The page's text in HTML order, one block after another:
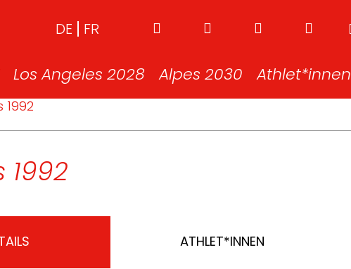
DE FR
Los Angeles 2028 Alpes 2030 Athlet*innen
1992
1992
ATHLET*INNEN